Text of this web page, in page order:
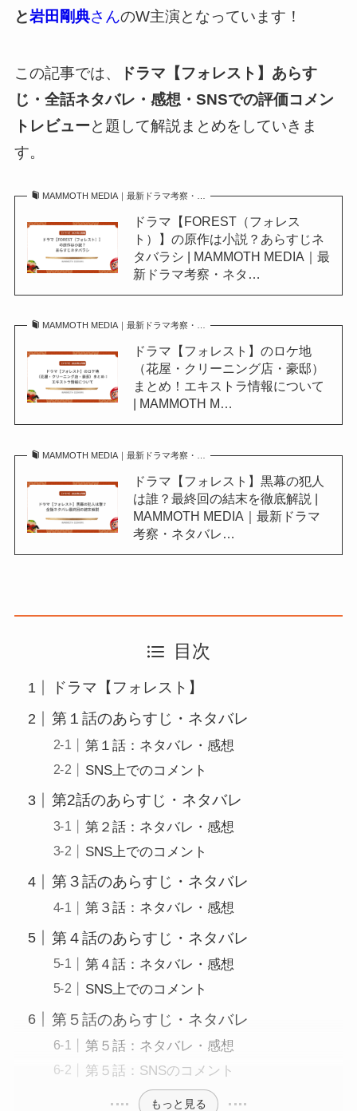
と岩田剛典さんのW主演となっています！
この記事では、
ドラマ【フォレスト】あらす
じ・全話ネタバレ・感想・SNSでの評価コメン
トレビューと題して解説まとめをしていきま
す。
MAMMOTH MEDIA｜最新ドラマ考察・…
ドラマ【FOREST（フォレス
ト）】の原作は小説？あらすじネ
タバラシ | MAMMOTH MEDIA｜最
新ドラマ考察・ネタ…
MAMMOTH MEDIA｜最新ドラマ考察・…
ドラマ【フォレスト】のロケ地
（花屋・クリーニング店・豪邸）
まとめ！エキストラ情報について
| MAMMOTH M…
MAMMOTH MEDIA｜最新ドラマ考察・…
ドラマ【フォレスト】黒幕の犯人
は誰？最終回の結末を徹底解説 |
MAMMOTH MEDIA｜最新ドラマ
考察・ネタバレ…
目次
ドラマ【フォレスト】
第１話のあらすじ・ネタバレ
第１話：ネタバレ・感想
SNS上でのコメント
第2話のあらすじ・ネタバレ
第２話：ネタバレ・感想
SNS上でのコメント
第３話のあらすじ・ネタバレ
第３話：ネタバレ・感想
第４話のあらすじ・ネタバレ
第４話：ネタバレ・感想
SNS上でのコメント
第５話のあらすじ・ネタバレ
第５話：ネタバレ・感想
第５話：SNSのコメント
もっと見る